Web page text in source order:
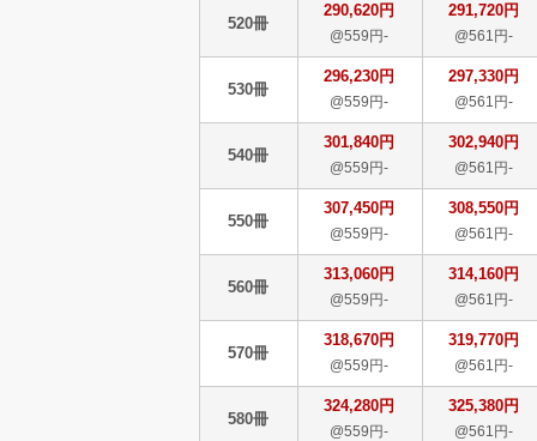
520冊
290,620円
@559円-
291,720円
@561円-
530冊
296,230円
@559円-
297,330円
@561円-
540冊
301,840円
@559円-
302,940円
@561円-
550冊
307,450円
@559円-
308,550円
@561円-
560冊
313,060円
@559円-
314,160円
@561円-
570冊
318,670円
@559円-
319,770円
@561円-
580冊
324,280円
@559円-
325,380円
@561円-